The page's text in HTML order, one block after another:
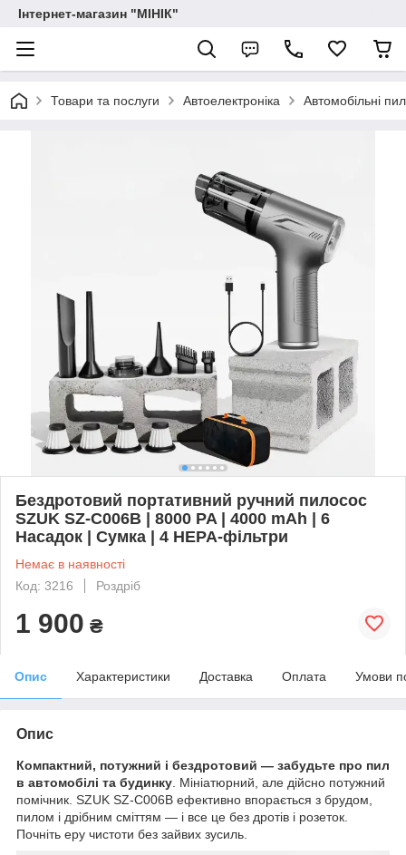
Інтернет-магазин "МІНІК"
Товари та послуги Автоелектроніка Автомобільні
Бездротовий портативний ручний пилосос
SZUK SZ-C006B | 8000 PA | 4000 mAh | 6
Насадок | Сумка | 4 HEPA-фільтри
Немає в наявності
Код: 3216
Роздріб
1 900 ₴
Опис Характеристики Доставка Оплата Умови
Опис
Компактний, потужний і бездротовий — забудьте про пил
в автомобілі та будинку . Мініатюрний, але дійсно потужний
помічник. SZUK SZ-C006B ефективно впорається з брудом,
пилом і дрібним сміттям — і все це без дротів і розеток.
Почніть еру чистоти без зайвих зусиль.